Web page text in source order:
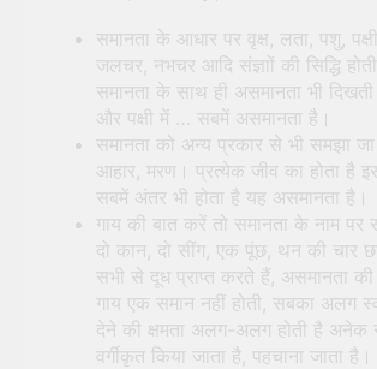
समानता के आधार पर वृक्ष, लता, पशु,
जलचर, नभचर आदि संज्ञाों की सिद्धि
समानता के साथ ही असमानता भी
और पक्षी में … सबमें असमानता है।
समानता को अन्य प्रकार से भी समझा
आहार, मरण। प्रत्येक जीव का होता है
सबमें अंतर भी होता है यह असमानता है।
गाय की बात करें तो समानता के नाम
दो कान, दो सींग, एक पूंछ, थन की चार
सभी से दूध प्राप्त करते हैं, असमानता की
गाय एक समान नहीं होती, सबका अलग
देने की क्षमता अलग-अलग होती है अनेक
वर्गीकृत किया जाता है, पहचाना जाता है।